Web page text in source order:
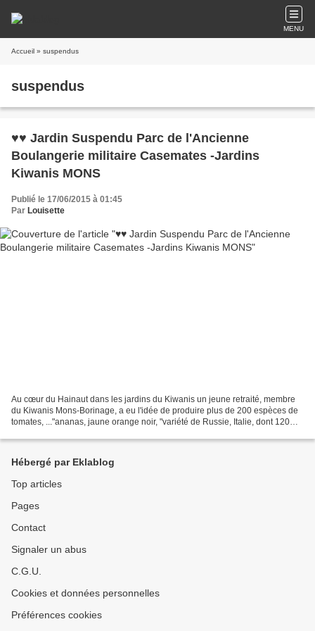
MENU
Accueil » suspendus
suspendus
♥♥ Jardin Suspendu Parc de l'Ancienne
Boulangerie militaire Casemates -Jardins
Kiwanis MONS
Publié le 17/06/2015 à 01:45
Par Louisette
Au cœur du Hainaut dans les jardins du Kiwanis un jeune retraité, membre
du Kiwanis Mons-Borinage, a eu l'idée de produire plus de 200 espèces de
tomates, ..."ananas, jaune orange noir, "variété de Russie, Italie, dont 120
Hébergé par Eklablog
Top articles
Pages
Contact
Signaler un abus
C.G.U.
Cookies et données personnelles
Préférences cookies